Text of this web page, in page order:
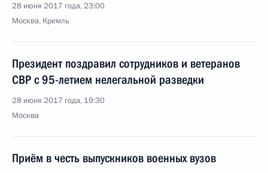
28 июня 2017 года, 23:00
Москва, Кремль
Президент поздравил сотрудников и ветеранов
СВР с 95-летием нелегальной разведки
28 июня 2017 года, 19:30
Москва
Приём в честь выпускников военных вузов